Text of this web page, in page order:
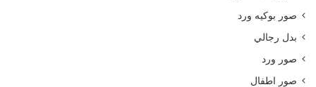
صور بوكيه ورد
بدل رجالي
صور ورد
صور اطفال